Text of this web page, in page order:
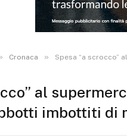
Cronaca » Spesa “a scrocco”
al
imbottiti di